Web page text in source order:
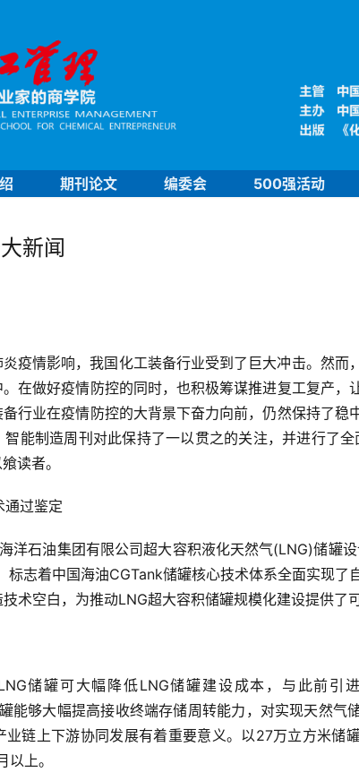
期刊论文 编委会 500强活动
新闻
疫情影响，我国化工装备行业受到了巨大冲击。然而
在做好疫情防控的同时，也积极筹谋推进复工复产，
行业在疫情防控的大背景下奋力向前，仍然保持了稳
能制造周刊对此保持了一以贯之的关注，并进行了
读者。
通过鉴定
洋石油集团有限公司超大容积液化天然气(LNG)储罐
标志着中国海油CGTank储罐核心技术体系全面实现了
术空白，为推动LNG超大容积储罐规模化建设提供了
储罐可大幅降低LNG储罐建设成本，与此前引
能够大幅提高接收终端存储周转能力，对实现天然气
业链上下游协同发展有着重要意义。以27万立方米储
上。